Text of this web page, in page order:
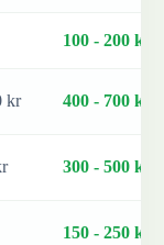
100 - 200 kr
kr 400 - 700 kr
300 - 500 kr
150 - 250 kr